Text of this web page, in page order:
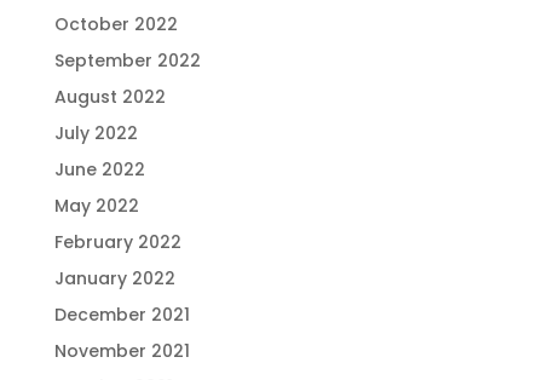
October 2022
September 2022
August 2022
July 2022
June 2022
May 2022
February 2022
January 2022
December 2021
November 2021